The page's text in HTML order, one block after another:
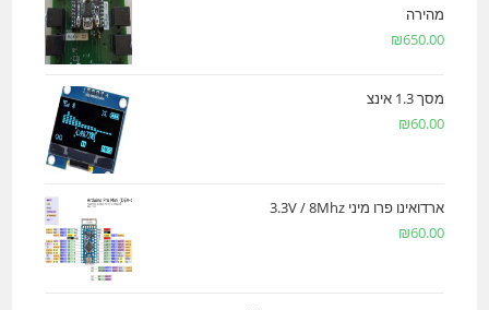
מהירה
₪650.00
מסך 1.3 אינצ
₪60.00
ארדואינו פרו מיני 3.3V / 8Mhz
₪60.00